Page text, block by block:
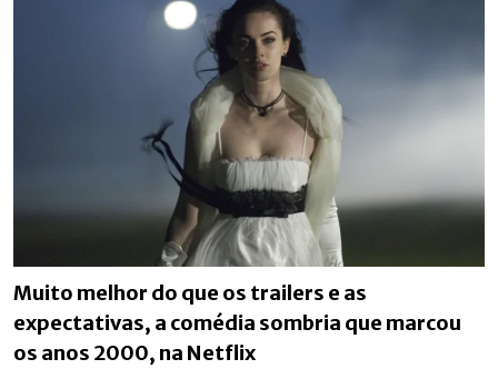
Muito melhor do que os trailers e as
expectativas, a comédia sombria que marcou
os anos 2000, na Netflix